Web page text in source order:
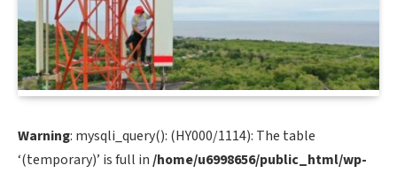
Warning: mysqli_query(): (HY000/1114): The table
‘(temporary)’ is full in/home/u6998656/public_html/wp-